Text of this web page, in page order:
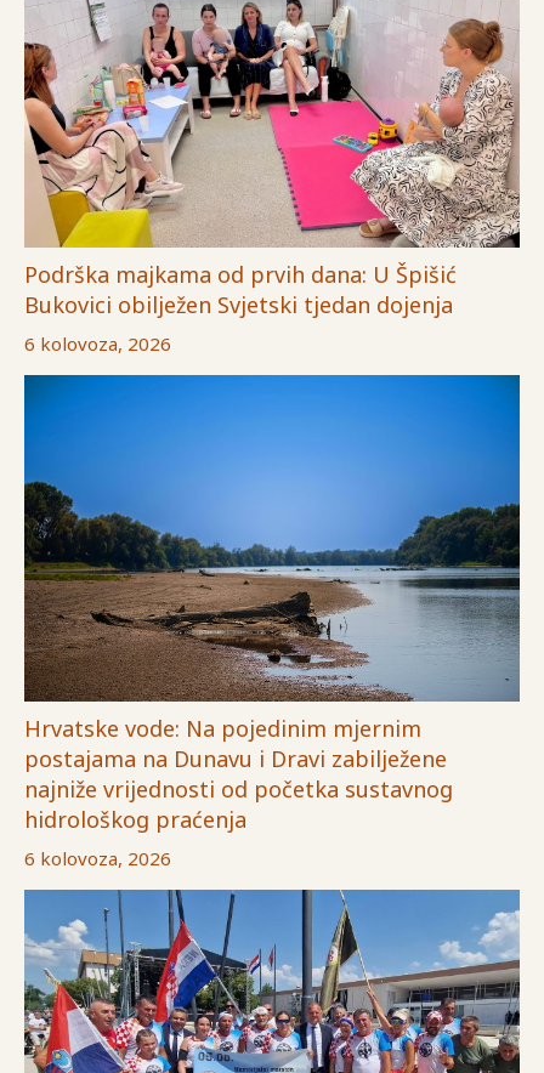
Podrška majkama od prvih dana: U Špišić
Bukovici obilježen Svjetski tjedan dojenja
6 kolovoza, 2026
Hrvatske vode: Na pojedinim mjernim
postajama na Dunavu i Dravi zabilježene
najniže vrijednosti od početka sustavnog
hidrološkog praćenja
6 kolovoza, 2026